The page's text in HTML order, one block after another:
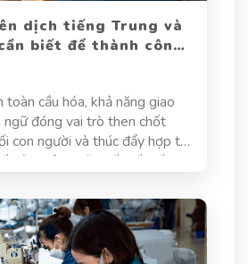
dịch tiếng Trung và
biết để thành công
ngữ
toàn cầu hóa, khả năng giao
đóng vai trò then chốt
con người và thúc đẩy hợp tác
các ngôn ngữ quốc tế, tiếng
tầm ảnh hưởng ngày càng
Quốc trong các lĩnh vực
giao. Kéo theo đó,
tiếng Trung trở thành một